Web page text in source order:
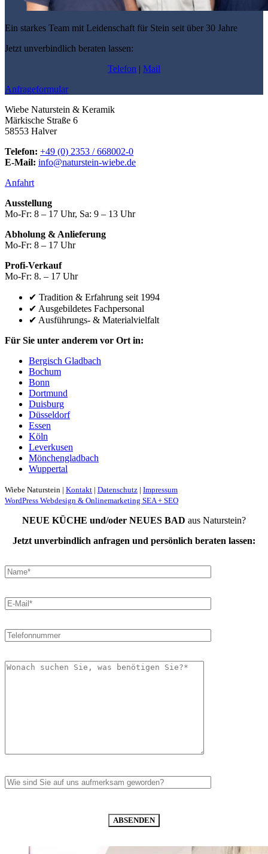
Ein starkes Team mit Leidenschaft für Stein seit über 30 Jahre
Jetzt unverbindlich beraten lassen:
Telefon | Mail
Anfrageformular
Wiebe Naturstein & Keramik
Märkische Straße 6
58553 Halver
Telefon: +49 (0) 2353 / 668002-0
E-Mail: info@naturstein-wiebe.de
Anfahrt
Ausstellung
Mo-Fr: 8 – 17 Uhr, Sa: 9 – 13 Uhr
Abholung & Anlieferung
Mo-Fr: 8 – 17 Uhr
Profi-Verkauf
Mo-Fr: 8. – 17 Uhr
✔ Tradition & Erfahrung seit 1994
✔ Ausgebildetes Fachpersonal
✔ Ausführungs- & Materialvielfalt
Für Sie unter anderem vor Ort in:
Bergisch Gladbach
Bochum
Bonn
Dortmund
Duisburg
Düsseldorf
Essen
Köln
Leverkusen
Mönchengladbach
Wuppertal
Wiebe Naturstein | Kontakt | Datenschutz | Impressum
WordPress Webdesign & Onlinemarketing SEA + SEO
NEUE KÜCHE und/oder NEUES BAD aus Naturstein?
Jetzt unverbindlich anfragen und persönlich beraten lassen: